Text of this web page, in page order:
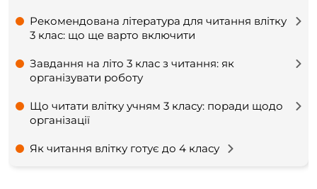
Рекомендована література для читання влітку
3 клас: що ще варто включити
Завдання на літо 3 клас з читання: як
організувати роботу
Що читати влітку учням 3 класу: поради щодо
організації
Як читання влітку готує до 4 класу